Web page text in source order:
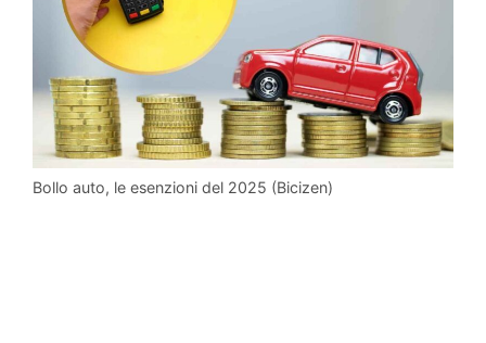
Bollo auto, le esenzioni del 2025 (Bicizen)